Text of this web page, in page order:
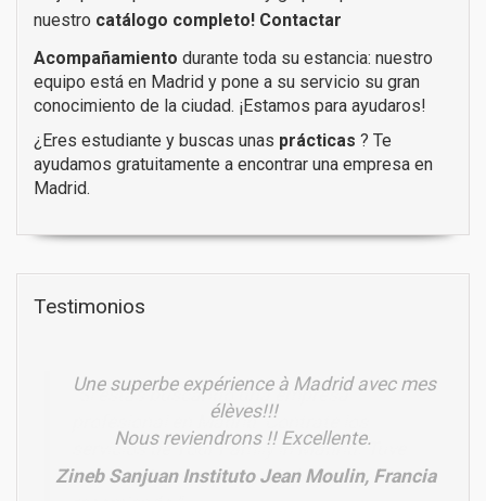
nuestro catálogo completo! Contactar
Acompañamiento durante toda su estancia: nuestro
equipo está en Madrid y pone a su servicio su gran
conocimiento de la ciudad. ¡Estamos para ayudaros!
¿Eres estudiante y buscas unas prácticas ? Te
ayudamos gratuitamente a encontrar una empresa en
Madrid.
Testimonios
Une superbe expérience à Madrid avec mes
élèves!!!
Nous reviendrons !! Excellente.
Zineb Sanjuan Instituto Jean Moulin, Francia